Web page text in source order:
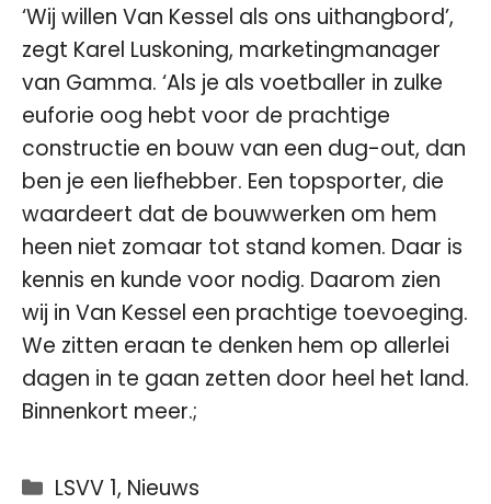
‘Wij willen Van Kessel als ons uithangbord’,
zegt Karel Luskoning, marketingmanager
van Gamma. ‘Als je als voetballer in zulke
euforie oog hebt voor de prachtige
constructie en bouw van een dug-out, dan
ben je een liefhebber. Een topsporter, die
waardeert dat de bouwwerken om hem
heen niet zomaar tot stand komen. Daar is
kennis en kunde voor nodig. Daarom zien
wij in Van Kessel een prachtige toevoeging.
We zitten eraan te denken hem op allerlei
dagen in te gaan zetten door heel het land.
Binnenkort meer.;
Categorieën
LSVV 1, Nieuws